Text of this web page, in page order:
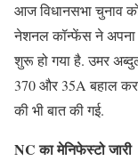
आज विधानसभा चुनाव
नेशनल कॉन्फेंस ने अपना
शुरू हो गया है. उमर
370 और 35A बहाल
की भी बात की गई.
NC का मेनिफेस्टो जारी